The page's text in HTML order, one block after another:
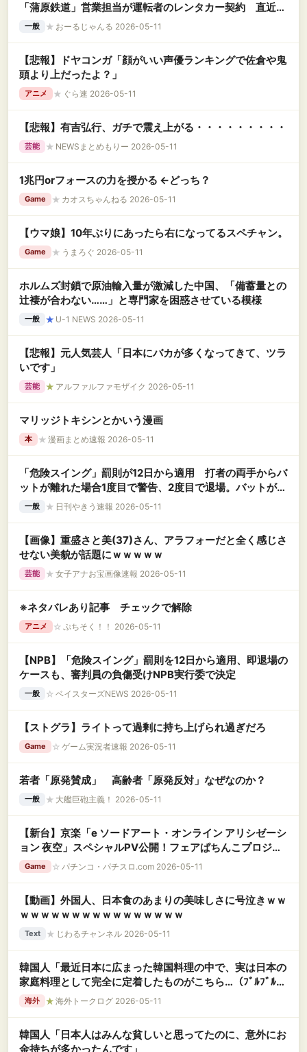
「蒲原鉄道」営業担当が運転者のレンタカー契約 直近1
年で約10件
一般 ★ おーるじゃんる 2026-05-11
【悲報】ドヤコンガ「顔がいい声優ランキングで佐倉や鬼
頭より上だったよ？」
アニメ ★ ぐら速 2026-05-11
【悲報】有吉弘行、ガチで震え上がる・・・・・・・・・
芸能 ★ NEWSまとめもりー 2026-05-11
1兆円orフォースの力を授かる ←どっち？
Game ★ カオスちゃんねる 2026-05-11
【ウマ娘】10年ぶりにあったら右になってるスペチャン。
Game ★ うまろぐ 2026-05-11
ホルムズ封鎖で原油輸入量が激減した中国、「備蓄量との
辻褄が合わない……」と専門家を困惑させている模様
一般 ★ U-1 NEWS 2026-05-11
【悲報】元人気芸人「日本にバカが多くなってきて、ツラ
いです」
芸能 ★ アルファルファモザイク 2026-05-11
マリッジトキシンとかいう漫画
本 ★ 漫画まとめ速報 2026-05-11
「危険スイング」罰則が12日から適用 打者の両手からバ
ットが離れた場合1度目で警告、2度目で退場。バットが他
者に直接当たった場合は即退場
一般 ★ 日刊やきう速報 2026-05-11
【画像】重盛さと美(37)さん、アラフォーだと全く感じさ
せない美貌が話題にｗｗｗｗｗ
芸能 ★ 女子アナお宝画像速報 2026-05-11
※ネタバレあり記事 チェックで解除
アニメ ☆ ぷちそく！！ 2026-05-11
【NPB】「危険スイング」罰則を12日から適用、即退場の
ケースも、審判員の負傷受けNPB実行委で決定
一般 ☆ ベイスターズNEWS 2026-05-11
【ストグラ】ライトって過剰に持ち上げられ過ぎだろ
Game ☆ ゲーム実況者速報 2026-05-11
若者「原発賛成」 高齢者「原発反対」なぜなのか？
一般 ★ 大艦巨砲主義！ 2026-05-11
【新台】京楽「e ソードアート・オンライン アリシゼーシ
ョン 夜空」スペシャルPV公開！フェアぱちんこプロジェ
クト第一弾！エンターテインメントは蘇る！！
Game ☆ パチンコ・パチスロ.com 2026-05-11
【動画】外国人、日本食のあまりの美味しさに号泣きｗｗ
ｗｗｗｗｗｗｗｗｗｗｗｗｗｗｗｗ
Text ★ じわるチャンネル 2026-05-11
韓国人「最近日本に広まった韓国料理の中で、実は日本の
家庭料理として完全に定着したものがこちら…（ﾌﾞﾙﾌﾞﾙ」
＝韓国の反応
海外 ★ 海外トークログ 2026-05-11
韓国人「日本人はみんな貧しいと思ってたのに、意外にお
金持ちが多かったんです」